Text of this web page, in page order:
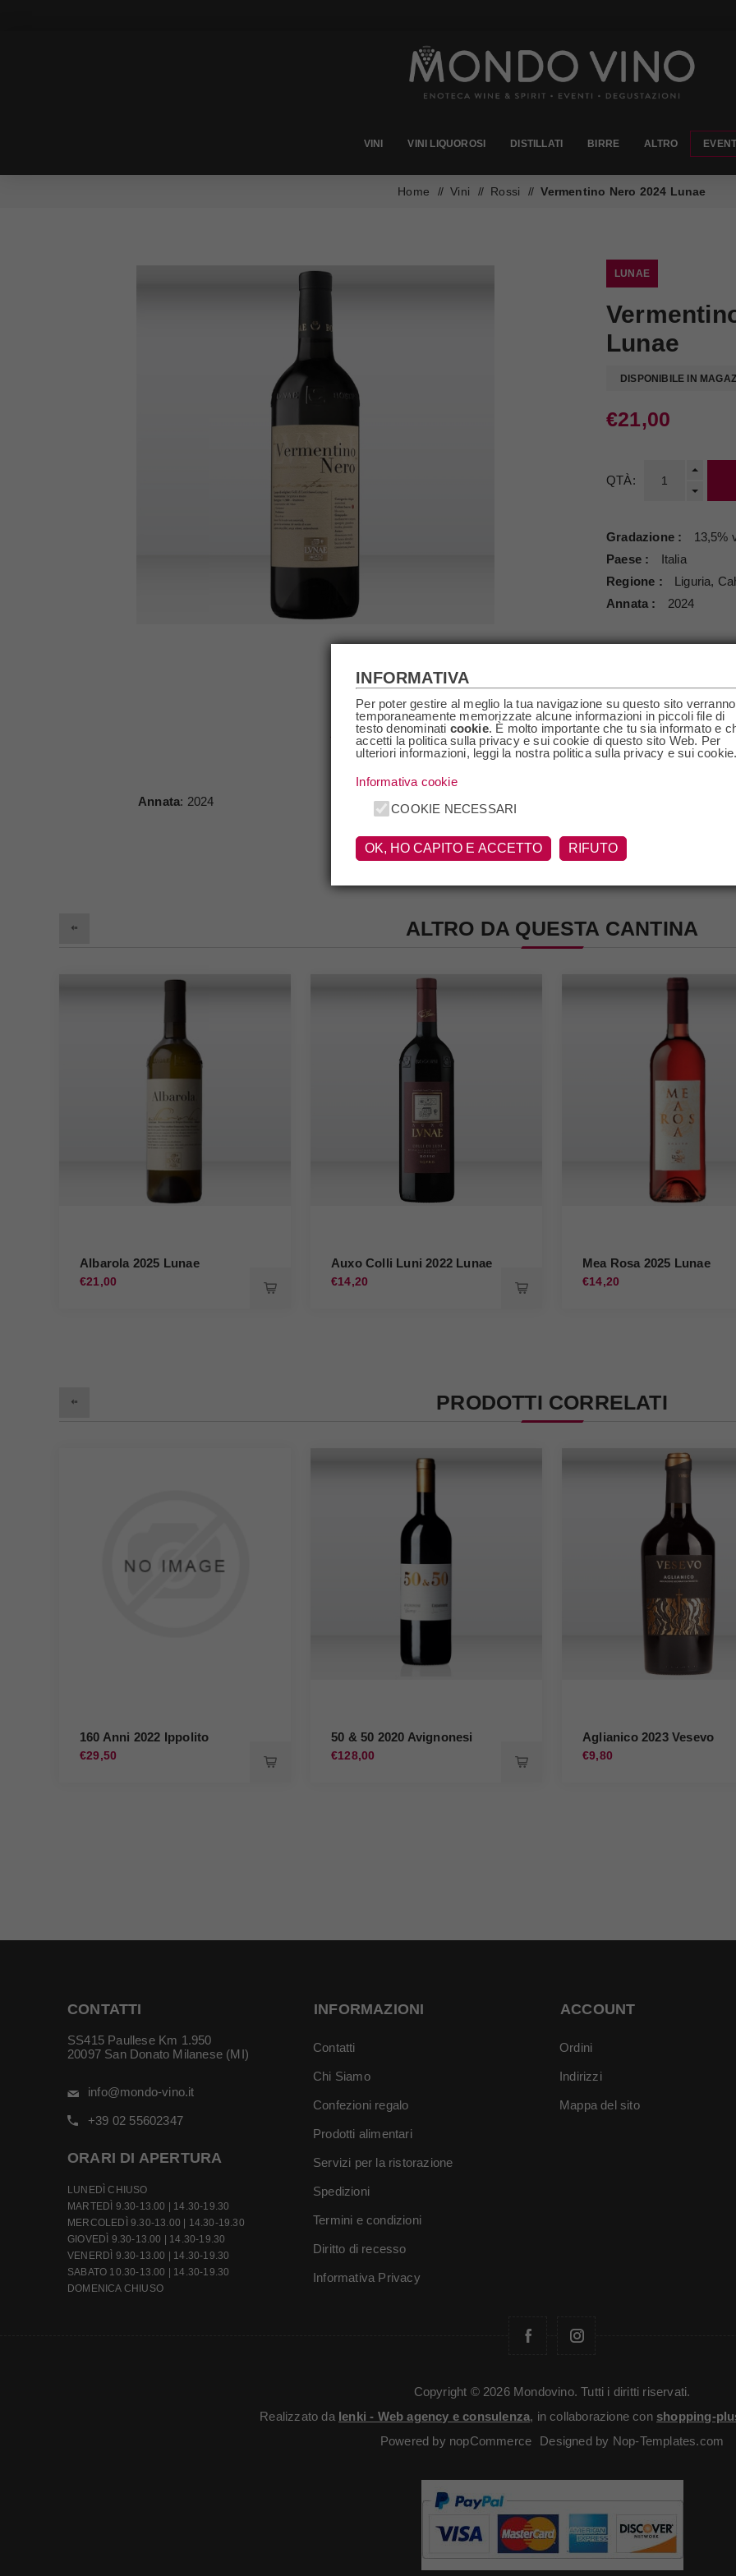
VINI VINI LIQUOROSI DISTILLATI BIRRE ALTRO
Home / Vini / Rossi / Vermentino Nero 2024 Lunae
LUNAE
Lunae
DISPONIBILE IN
€21,00
QTÀ:
Gradazione
13,5%
Paese
Italia
Regione
Liguria,
Annata
2024
DESCRIZIONE SPECIFICHE RICHIEDI
Annata: 2024
ALTRO DA QUESTA CANTINA
Albarola 2025 Lunae
€21,00
Auxo Colli Luni 2022 Lunae
€14,20
Mea Rosa 2025 Lunae
€14,20
PRODOTTI CORRELATI
160 Anni 2022 Ippolito
€29,50
50 & 50 2020 Avignonesi
€128,00
Aglianico 2023 Vesevo
€9,80
CONTATTI
SS415 Paullese Km 1.950
20097 San Donato Milanese (MI)
info@mondo-vino.it
+39 02 55602347
ORARI DI APERTURA
LUNEDÌ CHIUSO
MARTEDÌ 9.30-13.00 | 14.30-19.30
MERCOLEDÌ 9.30-13.00 | 14.30-19.30
GIOVEDÌ 9.30-13.00 | 14.30-19.30
VENERDÌ 9.30-13.00 | 14.30-19.30
SABATO 10.30-13.00 | 14.30-19.30
DOMENICA CHIUSO
INFORMAZIONI
Contatti
Chi Siamo
Confezioni regalo
Prodotti alimentari
Servizi per la ristorazione
Spedizioni
Termini e condizioni
Diritto di recesso
Informativa Privacy
ACCOUNT
Ordini
Indirizzi
Mappa del sito
Copyright © 2026 Mondovino. Tutti i diritti riservati.
Realizzato da Ienki - Web agency e consulenza, in collaborazione con shopping-
Powered by nopCommerce Designed by Nop-Templates.com
INFORMATIVA
Per poter gestire al meglio la tua navigazione su questo sito verranno
temporaneamente memorizzate alcune informazioni in piccoli file di
testo denominati cookie. È molto importante che tu sia informato e
accetti la politica sulla privacy e sui cookie di questo sito Web. Per
ulteriori informazioni, leggi la nostra politica sulla privacy e sui
Informativa cookie
COOKIE NECESSARI
OK, HO CAPITO E ACCETTO RIFUTO